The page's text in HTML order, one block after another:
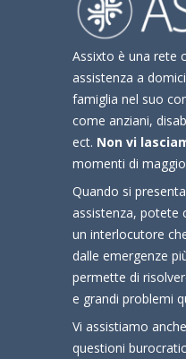
Assixto è una rete
assistenza a
famiglia nel suo
come anziani,
ect. Non vi
momenti di
Quando si
assistenza, potete
un interlocutore
dalle emergenze
permette di
e grandi problemi
Vi assistiamo
questioni